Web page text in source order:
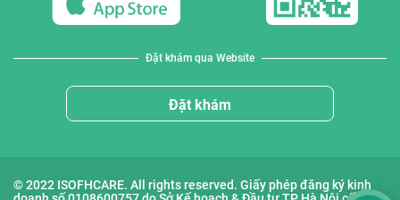
Đặt khám qua Website
Đặt khám
© 2022 ISOFHCARE. All rights reserved. Giấy phép đăng ký kinh